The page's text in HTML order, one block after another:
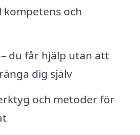
kompetens och
du får hjälp utan att
dig själv
och metoder för